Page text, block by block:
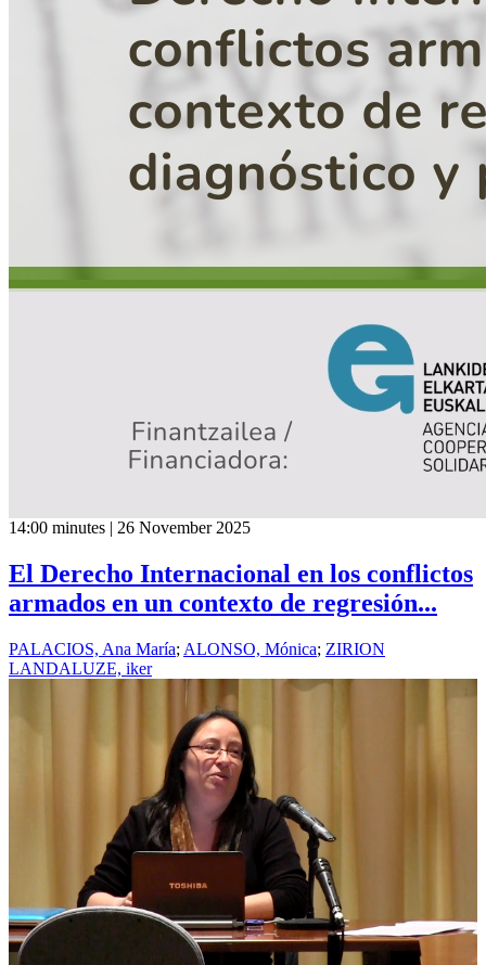
14:00 minutes | 26 November 2025
El Derecho Internacional en los conflictos
armados en un contexto de regresión...
PALACIOS, Ana María; ALONSO, Mónica; ZIRION
LANDALUZE, iker